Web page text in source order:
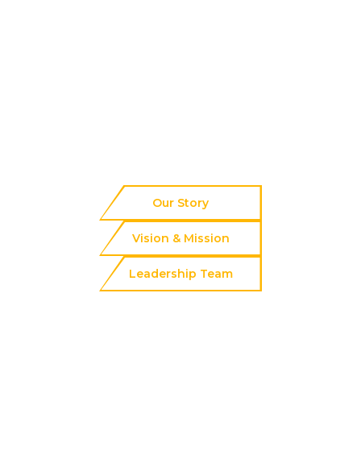
Our Story
Vision & Mission
Leadership Team